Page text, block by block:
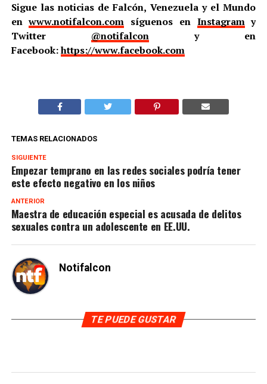
Sigue las noticias de Falcón, Venezuela y el Mundo
enwww.notifalcon.com síguenos en Instagramy
Twitter @notifalcony en
Facebook:https://www.facebook.com
TEMAS RELACIONADOS
SIGUIENTE
Empezar temprano en las redes sociales podría tener
este efecto negativo en los niños
ANTERIOR
Maestra de educación especial es acusada de delitos
sexuales contra un adolescente en EE.UU.
Notifalcon
TE PUEDE GUSTAR